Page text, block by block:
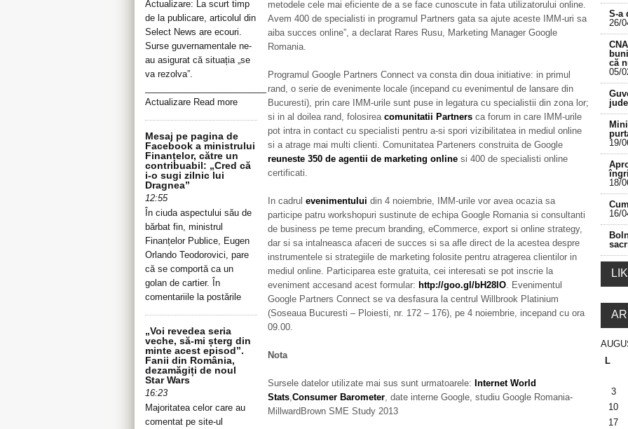
metodele cele mai eficiente de a se face cunoscute in fata utilizatorului online.
Avem 400 de specialisti in programul Partners gata sa ajute aceste IMM-uri sa
aiba succes online”, a declarat Rares Rusu, Marketing Manager Google
Romania.
Programul Google Partners Connect va consta din doua initiative: in primul
rand, o serie de evenimente locale (incepand cu evenimentul de lansare din
Bucuresti), prin care IMM-urile sunt puse in legatura cu specialistii din zona lor;
si in al doilea rand, folosirea comunitatii Partners ca forum in care IMM-urile
pot intra in contact cu specialisti pentru a-si spori vizibilitatea in mediul online
si a atrage mai multi clienti. Comunitatea Parteners construita de Google
reuneste 350 de agentii de marketing online si 400 de specialisti online
certificati.
In cadrul evenimentului din 4 noiembrie, IMM-urile vor avea ocazia sa
participe patru workshopuri sustinute de echipa Google Romania si consultanti
de business pe teme precum branding, eCommerce, export si online strategy,
dar si sa intalneasca afaceri de succes si sa afle direct de la acestea despre
instrumentele si strategiile de marketing folosite pentru atragerea clientilor in
mediul online. Participarea este gratuita, cei interesati se pot inscrie la
eveniment accesand acest formular: http://goo.gl/bH28lO. Evenimentul
Google Partners Connect se va desfasura la centrul Willbrook Platinium
(Soseaua Bucuresti – Ploiesti, nr. 172 – 176), pe 4 noiembrie, incepand cu ora
09.00.
Nota
Sursele datelor utilizate mai sus sunt urmatoarele: Internet World
Stats,Consumer Barometer, date interne Google, studiu Google Romania-
MillwardBrown SME Study 2013
Actualizare: La scurt timp
de la publicare, articolul din
Select News are ecouri.
Surse guvernamentale ne-
au asigurat că situația „se
va rezolva”.
_____________________________________________________________________________
Actualizare Read more
Mesaj pe pagina de
Facebook a ministrului
Finanțelor, către un
contribuabil: „Cred că
i-o sugi zilnic lui
Dragnea”
12:55
În ciuda aspectului său de
bărbat fin, ministrul
Finanțelor Publice, Eugen
Orlando Teodorovici, pare
că se comportă ca un
golan de cartier. În
comentariile la postările
„Voi revedea seria
veche, să-mi șterg din
minte acest episod”.
Fanii din România,
dezamăgiți de noul
Star Wars
16:23
Majoritatea celor care au
comentat pe site-ul
S-a
26/
că
05/
19/
18/
16/
L
3
10
17